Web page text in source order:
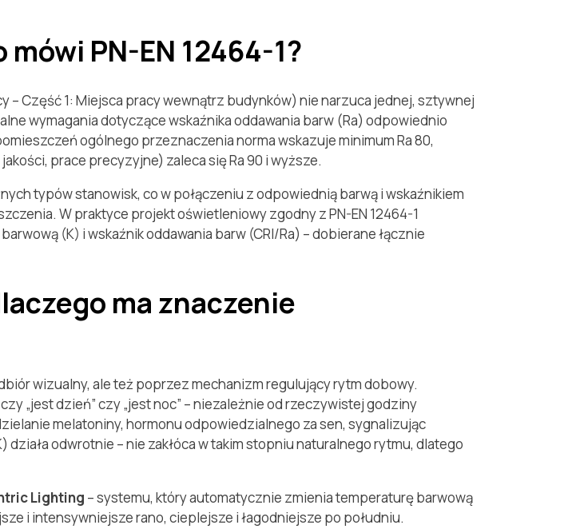
PN-EN 12464-1?
– Część 1: Miejsca pracy wewnątrz budynków) nie narzuca jednej, sztywnej
wymagania dotyczące wskaźnika oddawania barw (Ra) odpowiednio
ogólnego przeznaczenia norma wskazuje minimum Ra 80,
prace precyzyjne) zaleca się Ra 90 i wyższe.
typów stanowisk, co w połączeniu z odpowiednią barwą i wskaźnikiem
W praktyce projekt oświetleniowy zgodny z PN-EN 12464-1
(K) i wskaźnik oddawania barw (CRI/Ra) – dobierane łącznie
ma znaczenie
wizualny, ale też poprzez mechanizm regulujący rytm dobowy.
„jest dzień” czy „jest noc” – niezależnie od rzeczywistej godziny
melatoniny, hormonu odpowiedzialnego za sen, sygnalizując
odwrotnie – nie zakłóca w takim stopniu naturalnego rytmu, dlatego
Lighting – systemu, który automatycznie zmienia temperaturę barwową
i intensywniejsze rano, cieplejsze i łagodniejsze po południu.